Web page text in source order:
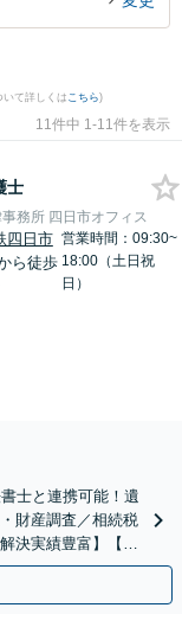
いて詳しくは こちら)
11件中 1-11件を表示
士
務所 四日市オフィス
四日市
ら徒歩
営業時間：09:30~
18:00（土日祝
日）
士と連携可能！遺
財産調査／相続税
決実績豊富】【電